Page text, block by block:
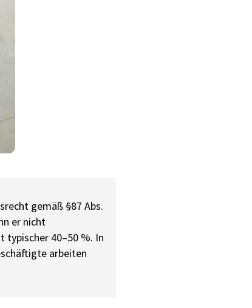
gemäß §87 Abs.
er nicht
typischer 40–50 %. In
arbeiten